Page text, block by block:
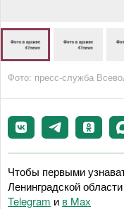
Фото: пресс-служба
Чтобы первыми
Ленинградской
Telegram и в Maх